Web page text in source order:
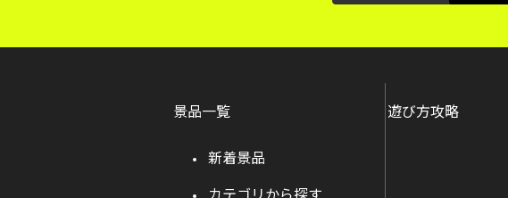
景品一覧
新着景品
遊び方攻略